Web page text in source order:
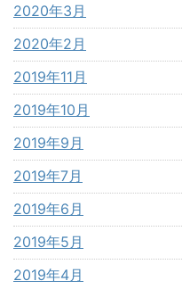
2020年3月
2020年2月
2019年11月
2019年10月
2019年9月
2019年7月
2019年6月
2019年5月
2019年4月